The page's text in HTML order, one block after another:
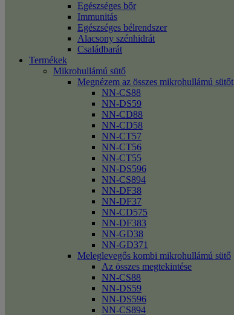
Egészséges bőr
Immunitás
Egészséges bélrendszer
Alacsony szénhidrát
Családbarát
Termékek
Mikrohullámú sütő
Megnézem az összes mikrohullámú sütőt
NN-CS88
NN-DS59
NN-CD88
NN-CD58
NN-CT57
NN-CT56
NN-CT55
NN-DS596
NN-CS894
NN-DF38
NN-DF37
NN-CD575
NN-DF383
NN-GD38
NN-GD371
Meleglevegős kombi mikrohullámú sütő
Az összes megtekintése
NN-CS88
NN-DS59
NN-DS596
NN-CS894